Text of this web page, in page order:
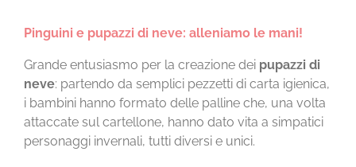
Pinguini e pupazzi di neve: alleniamo le mani!
Grande entusiasmo per la creazione dei pupazzi di
neve: partendo da semplici pezzetti di carta igienica,
i bambini hanno formato delle palline che, una volta
attaccate sul cartellone, hanno dato vita a simpatici
personaggi invernali, tutti diversi e unici.